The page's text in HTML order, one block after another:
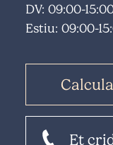
DV: 09:00-
Estiu: 09:00-
Et